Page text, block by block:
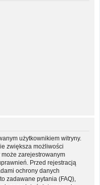
użytkownikiem witryny.
zwiększa możliwości
zarejestrowanym
Przed rejestracją
ochrony danych
zadawane pytania (FAQ),